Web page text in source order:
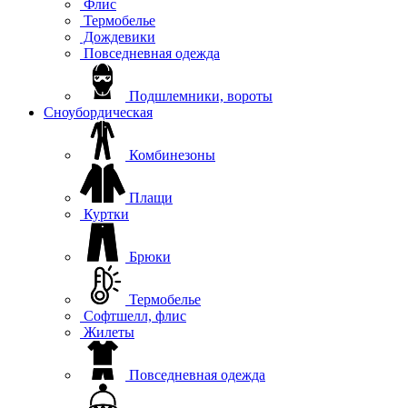
Флис
Термобелье
Дождевики
Повседневная одежда
Подшлемники, вороты
Сноубордическая
Комбинезоны
Плащи
Куртки
Брюки
Термобелье
Софтшелл, флис
Жилеты
Повседневная одежда